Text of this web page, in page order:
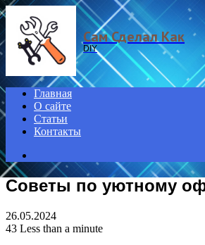
Menu
Сам Сделал Как
DIY
Главная
О сайте
Статьи
Контакты
Советы по уютному
26.05.2024
43 Less than a minute